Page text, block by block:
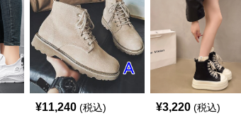
¥11,240 (税込) ¥3,220 (税込)